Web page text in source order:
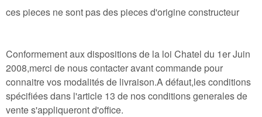
ces pieces ne sont pas des pieces d'origine constructeur
Conformement aux dispositions de la loi Chatel du 1er Juin
2008,merci de nous contacter avant commande pour
connaitre vos modalités de livraison.A défaut,les conditions
spécifiées dans l'article 13 de nos conditions generales de
vente s'appliqueront d'office.